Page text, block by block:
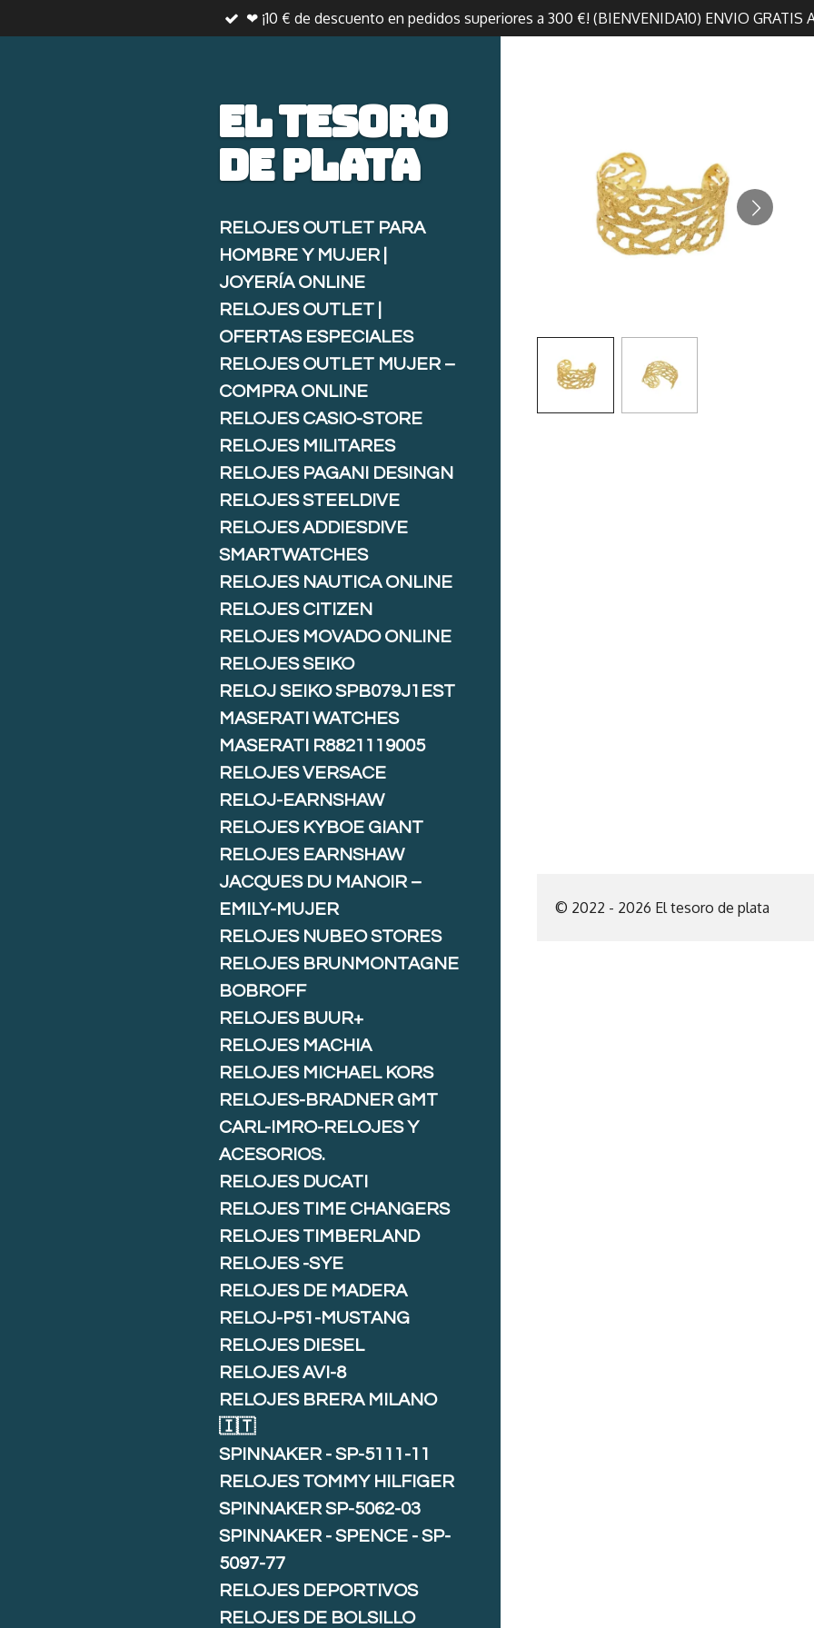
al
❤ ¡10 € de descuento en pedidos superiores a 300 €! (BIENVENIDA10) ENVIO GRATIS
© 2022 - 2026 El tesoro de plata
El tesoro
deplata
RELOJES OUTLET PARA
HOMBRE Y MUJER |
JOYERÍA ONLINE
RELOJES OUTLET |
OFERTAS ESPECIALES
RELOJES OUTLET MUJER –
COMPRA ONLINE
RELOJES CASIO-STORE
RELOJES MILITARES
RELOJES PAGANI DESINGN
RELOJES STEELDIVE
RELOJES ADDIESDIVE
SMARTWATCHES
RELOJES NAUTICA ONLINE
RELOJES CITIZEN
RELOJES MOVADO ONLINE
RELOJES SEIKO
RELOJ SEIKO SPB079J1EST
MASERATI WATCHES
MASERATI R8821119005
RELOJES VERSACE
RELOJ-EARNSHAW
RELOJES KYBOE GIANT
RELOJES EARNSHAW
JACQUES DU MANOIR –
EMILY-MUJER
RELOJES NUBEO STORES
RELOJES BRUNMONTAGNE
BOBROFF
RELOJES BUUR+
RELOJES MACHIA
RELOJES MICHAEL KORS
RELOJES-BRADNER GMT
CARL-IMRO-RELOJES Y
ACESORIOS.
RELOJES DUCATI
RELOJES TIME CHANGERS
RELOJES TIMBERLAND
RELOJES -SYE
RELOJES DE MADERA
RELOJ-P51-MUSTANG
RELOJES DIESEL
RELOJES AVI-8
RELOJES BRERA MILANO
🇮🇹
SPINNAKER - SP-5111-11
RELOJES TOMMY HILFIGER
SPINNAKER SP-5062-03
SPINNAKER - SPENCE - SP-
5097-77
RELOJES DEPORTIVOS
RELOJES DE BOLSILLO